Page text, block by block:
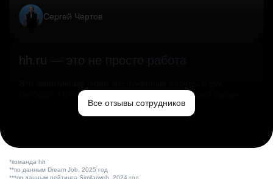
Сергей Чертов
hh.ru — это не просто работа
свободы. Мы помогаем миру и создаём лучший сервис
по поиску работы в стране.Все отзывы сотрудников
*команда hh
**по данным Dream Job, 2025 год
***по данным рейтинга Similarweb, 2024 год